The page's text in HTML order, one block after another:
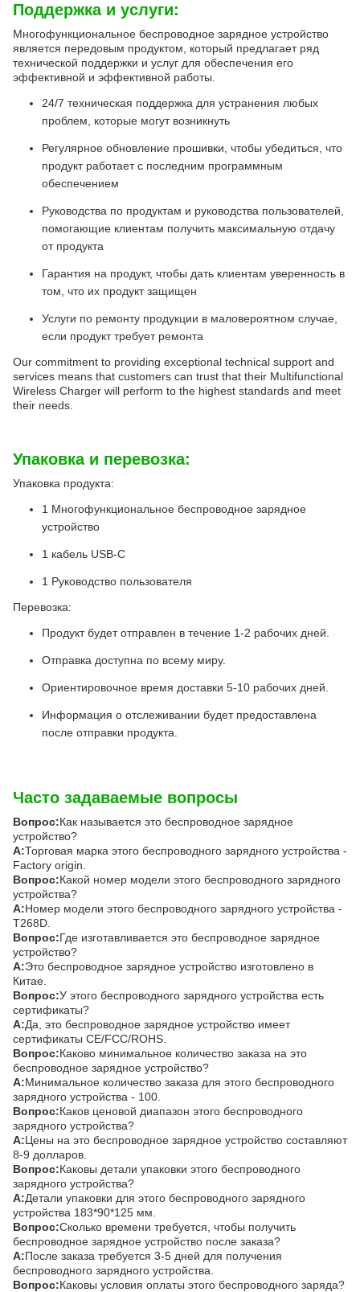
Поддержка и услуги:
Многофункциональное беспроводное зарядное устройство
является передовым продуктом, который предлагает ряд
технической поддержки и услуг для обеспечения его
эффективной и эффективной работы.
24/7 техническая поддержка для устранения любых
проблем, которые могут возникнуть
Регулярное обновление прошивки, чтобы убедиться, что
продукт работает с последним программным
обеспечением
Руководства по продуктам и руководства пользователей,
помогающие клиентам получить максимальную отдачу
от продукта
Гарантия на продукт, чтобы дать клиентам уверенность в
том, что их продукт защищен
Услуги по ремонту продукции в маловероятном случае,
если продукт требует ремонта
Our commitment to providing exceptional technical support and
services means that customers can trust that their Multifunctional
Wireless Charger will perform to the highest standards and meet
their needs.
Упаковка и перевозка:
Упаковка продукта:
1 Многофункциональное беспроводное зарядное
устройство
1 кабель USB-C
1 Руководство пользователя
Перевозка:
Продукт будет отправлен в течение 1-2 рабочих дней.
Отправка доступна по всему миру.
Ориентировочное время доставки 5-10 рабочих дней.
Информация о отслеживании будет предоставлена
после отправки продукта.
Часто задаваемые вопросы
Вопрос:Как называется это беспроводное зарядное
устройство?
А:Торговая марка этого беспроводного зарядного устройства -
Factory origin.
Вопрос:Какой номер модели этого беспроводного зарядного
устройства?
А:Номер модели этого беспроводного зарядного устройства -
T268D.
Вопрос:Где изготавливается это беспроводное зарядное
устройство?
А:Это беспроводное зарядное устройство изготовлено в
Китае.
Вопрос:У этого беспроводного зарядного устройства есть
сертификаты?
А:Да, это беспроводное зарядное устройство имеет
сертификаты CE/FCC/ROHS.
Вопрос:Каково минимальное количество заказа на это
беспроводное зарядное устройство?
А:Минимальное количество заказа для этого беспроводного
зарядного устройства - 100.
Вопрос:Каков ценовой диапазон этого беспроводного
зарядного устройства?
А:Цены на это беспроводное зарядное устройство составляют
8-9 долларов.
Вопрос:Каковы детали упаковки этого беспроводного
зарядного устройства?
А:Детали упаковки для этого беспроводного зарядного
устройства 183*90*125 мм.
Вопрос:Сколько времени требуется, чтобы получить
беспроводное зарядное устройство после заказа?
А:После заказа требуется 3-5 дней для получения
беспроводного зарядного устройства.
Вопрос:Каковы условия оплаты этого беспроводного заряда?